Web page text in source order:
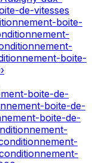
de-vitesses
boite-
boite-
›
boite-de-
boite-de-
boite-de-